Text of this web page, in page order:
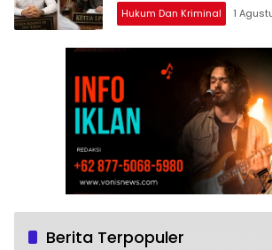
Hukum Dan Kriminal 1
Berita Terpopuler